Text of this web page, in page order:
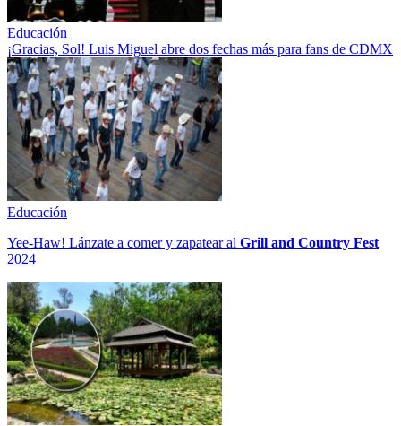
Educación
¡Gracias, Sol! Luis Miguel abre dos fechas más para fans de CDMX
Educación
Yee-Haw! Lánzate a comer y zapatear al Grill and Country Fest
2024